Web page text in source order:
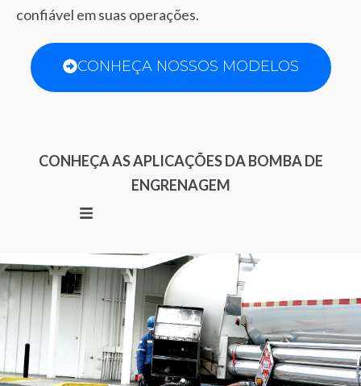
confiável em suas operações.
CONHEÇA NOSSOS MODELOS
CONHEÇA AS APLICAÇÕES DA BOMBA DE
ENGRENAGEM